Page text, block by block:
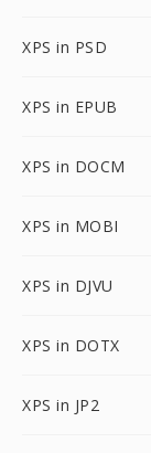
XPS in PSD
XPS in EPUB
XPS in DOCM
XPS in MOBI
XPS in DJVU
XPS in DOTX
XPS in JP2